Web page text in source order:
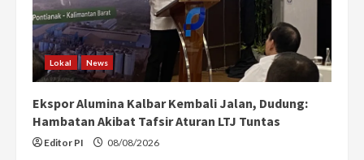
Lokal News
Ekspor Alumina Kalbar Kembali Jalan, Dudung:
Hambatan Akibat Tafsir Aturan LTJ Tuntas
Editor PI 08/08/2026